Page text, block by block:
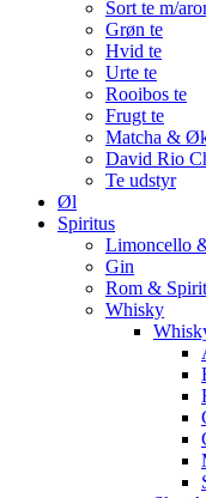
Sort te m/
Grøn te
Hvid te
Urte te
Rooibos te
Frugt te
Matcha &
David Rio
Te udstyr
Øl
Spiritus
Limoncello
Gin
Rom &
Whisky